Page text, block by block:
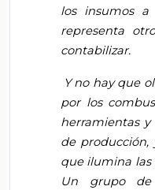
los insumos
representa
contabilizar.
Y no hay que
por los
herramientas
de producción,
que ilumina las
Un grupo de